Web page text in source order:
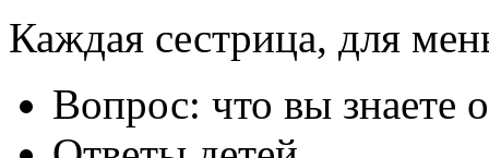
Каждая сестрица, для
Вопрос: что вы знаете